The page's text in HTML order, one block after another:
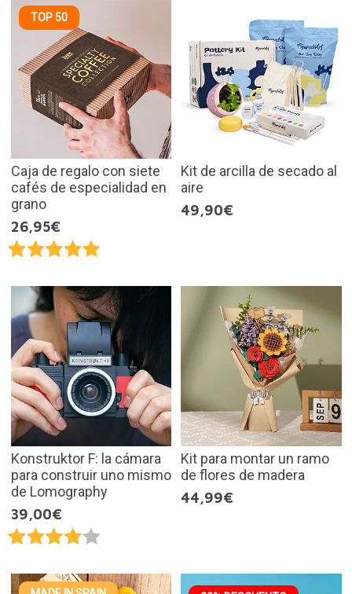
TOP 50
Caja de regalo con siete
cafés de especialidad en
grano
26,95€
Kit de arcilla de secado al
aire
49,90€
Konstruktor F: la cámara
para construir uno mismo
de Lomography
39,00€
Kit para montar un ramo
de flores de madera
44,99€